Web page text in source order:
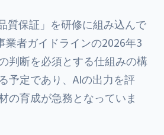
質保証」を研修に組み込んで
業者ガイドラインの2026年3
判断を必須とする仕組みの構
予定であり、AIの出力を評
の育成が急務となっていま